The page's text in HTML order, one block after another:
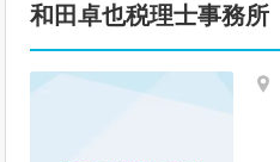
和田卓也税理士事務所